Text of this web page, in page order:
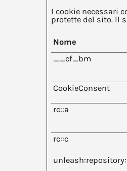
I cookie necessari
protette del sito. Il
Nome
__cf_bm
CookieConsent
rc::a
rc::c